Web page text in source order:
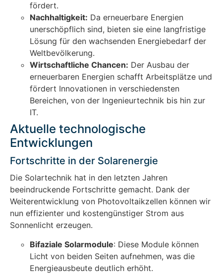
fördert.
Nachhaltigkeit: Da erneuerbare Energien
unerschöpflich sind, bieten sie eine langfristige
Lösung für den wachsenden Energiebedarf der
Weltbevölkerung.
Wirtschaftliche Chancen: Der Ausbau der
erneuerbaren Energien schafft Arbeitsplätze und
fördert Innovationen in verschiedensten
Bereichen, von der Ingenieurtechnik bis hin zur
IT.
Aktuelle technologische
Entwicklungen
Fortschritte in der Solarenergie
Die Solartechnik hat in den letzten Jahren
beeindruckende Fortschritte gemacht. Dank der
Weiterentwicklung von Photovoltaikzellen können wir
nun effizienter und kostengünstiger Strom aus
Sonnenlicht erzeugen.
Bifaziale Solarmodule: Diese Module können
Licht von beiden Seiten aufnehmen, was die
Energieausbeute deutlich erhöht.